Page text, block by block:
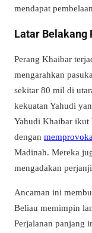
mendapat
Latar Belakang
Perang Khaibar
mengarahkan
sekitar 80 mil di
kekuatan Yahudi
Yahudi Khaibar ikut
dengan
Madinah. Mereka
mengadakan
Ancaman ini
Beliau memimpin
Perjalanan panjang